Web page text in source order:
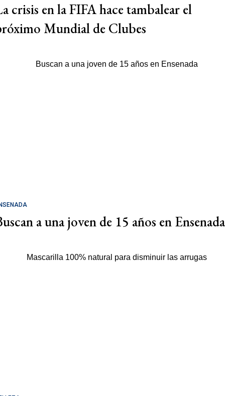
crisis en la FIFA hace tambalear el
Mundial de Clubes
a una joven de 15 años en Ensenada